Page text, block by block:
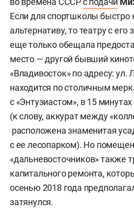
Если для спортшколы быстро
альтернативу, то театру с
еще только обещала
место — другой бывший
«Владивосток» по адресу: ул.
находится по столичным
с «Энтузиастом», в 15
(к слову, аккурат между
расположена знаменитая
с ее лесопарком). Но
«дальневосточников» также
капитального ремонта,
осенью 2018 года
затянулся.